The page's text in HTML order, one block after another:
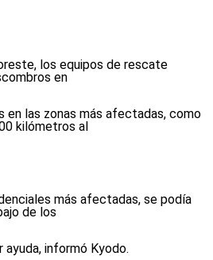
los equipos de rescate
en
en las zonas más afectadas, como
kilómetros al
más afectadas, se podía
de los
informó Kyodo.